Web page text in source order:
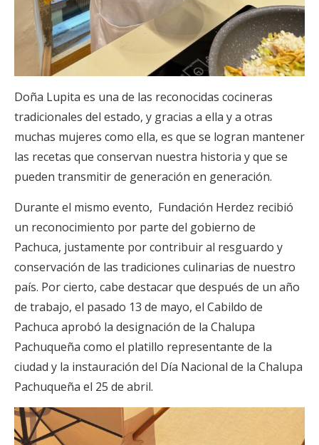
Doña Lupita es una de las reconocidas cocineras
tradicionales del estado, y gracias a ella y a otras
muchas mujeres como ella, es que se logran mantener
las recetas que conservan nuestra historia y que se
pueden transmitir de generación en generación.
Durante el mismo evento, Fundación Herdez recibió
un reconocimiento por parte del gobierno de
Pachuca, justamente por contribuir al resguardo y
conservación de las tradiciones culinarias de nuestro
país. Por cierto, cabe destacar que después de un año
de trabajo, el pasado 13 de mayo, el Cabildo de
Pachuca aprobó la designación de la Chalupa
Pachuqueña como el platillo representante de la
ciudad y la instauración del Día Nacional de la Chalupa
Pachuqueña el 25 de abril.